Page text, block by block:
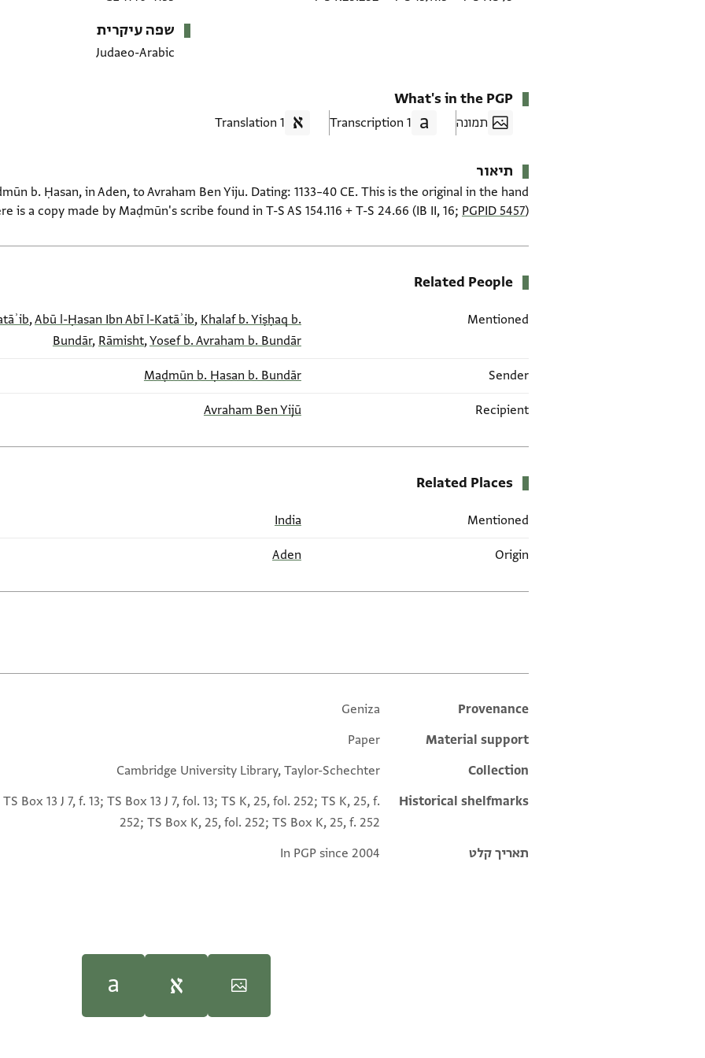
שפה עיקרית
Judaeo-Arabic
What's in the PGP
תמונה 1 Transcription
1 Translation
תיאור
b. Ḥasan, in Aden, to Avraham Ben Yiju. Dating: 1133–40 CE. This is the original in the hand
is a copy made by Maḍmūn's scribe found in T-S AS 154.116 + T-S 24.66 (IB II, 16; PGPID 5457).
Related People
Mentioned
,Abū l-Ḥasan Ibn Abī l-Katāʾib, Khalaf b. Yiṣḥaq b.
Bundār, Rāmisht,Yosef b. Avraham b. Bundār
Sender
Maḍmūn b. Ḥasan b. Bundār
Recipient
Avraham Ben Yijū
Related Places
Mentioned
India
Origin
Aden
Additional metadata
Provenance
Geniza
Material support
Paper
Collection
Cambridge University Library, Taylor-Schechter
Historical shelfmarks
TS Box 13 J 7, f. 13; TS Box 13 J 7, fol. 13; TS K, 25, fol. 252; TS K, 25, f.
252; TS Box K, 25, fol. 252; TS Box K, 25, f. 252
תאריך קלט
In PGP since 2004